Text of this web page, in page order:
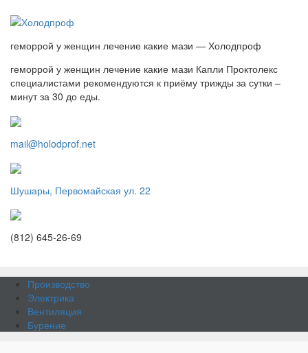
геморрой у женщин лечение какие мази — Холодпроф
геморрой у женщин лечение какие мази Капли Проктолекс
специалистами рекомендуются к приёму трижды за сутки –
минут за 30 до еды.
mail@holodprof.net
Шушары, Первомайская ул. 22
(812) 645-26-69
Производство
Электрика
Вентиляция
Бурение